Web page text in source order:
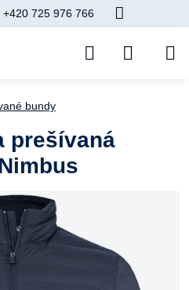
+420 725 976 766
bundy
prešívaná